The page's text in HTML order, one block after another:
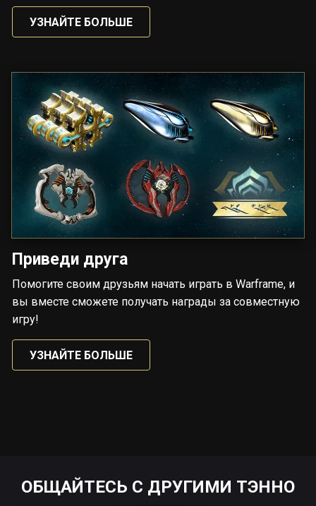
УЗНАЙТЕ БОЛЬШЕ
Приведи друга
Помогите своим друзьям начать играть в Warframe, и
вы вместе сможете получать награды за совместную
игру!
УЗНАЙТЕ БОЛЬШЕ
ОБЩАЙТЕСЬ С ДРУГИМИ ТЭННО